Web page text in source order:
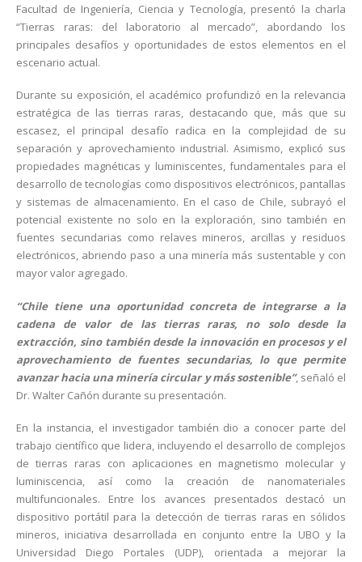
Facultad de Ingeniería, Ciencia y Tecnología, presentó la charla
“Tierras raras: del laboratorio al mercado”, abordando los
principales desafíos y oportunidades de estos elementos en el
escenario actual.
Durante su exposición, el académico profundizó en la relevancia
estratégica de las tierras raras, destacando que, más que su
escasez, el principal desafío radica en la complejidad de su
separación y aprovechamiento industrial. Asimismo, explicó sus
propiedades magnéticas y luminiscentes, fundamentales para el
desarrollo de tecnologías como dispositivos electrónicos, pantallas
y sistemas de almacenamiento. En el caso de Chile, subrayó el
potencial existente no solo en la exploración, sino también en
fuentes secundarias como relaves mineros, arcillas y residuos
electrónicos, abriendo paso a una minería más sustentable y con
mayor valor agregado.
“Chile tiene una oportunidad concreta de integrarse a la
cadena de valor de las tierras raras, no solo desde la
extracción, sino también desde la innovación en procesos y el
aprovechamiento de fuentes secundarias, lo que permite
avanzar hacia una minería circular y más sostenible”, señaló el
Dr. Walter Cañón durante su presentación.
En la instancia, el investigador también dio a conocer parte del
trabajo científico que lidera, incluyendo el desarrollo de complejos
de tierras raras con aplicaciones en magnetismo molecular y
luminiscencia, así como la creación de nanomateriales
multifuncionales. Entre los avances presentados destacó un
dispositivo portátil para la detección de tierras raras en sólidos
mineros, iniciativa desarrollada en conjunto entre la UBO y la
Universidad Diego Portales (UDP), orientada a mejorar la